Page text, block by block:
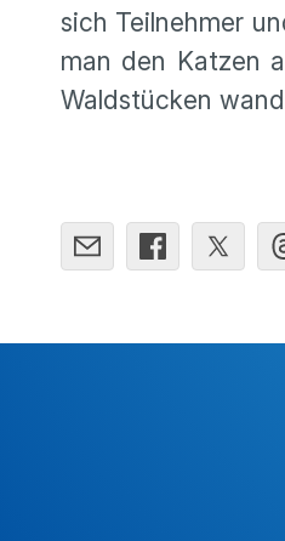
sich Teilnehmer
man den Katzen
Waldstücken